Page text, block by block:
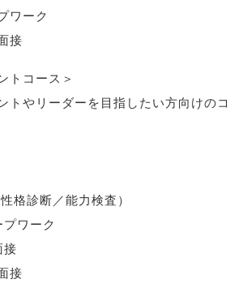
ワーク
接
トコース＞
トやリーダーを目指したい方向けのコ
性格診断／能力検査）
プワーク
接
接